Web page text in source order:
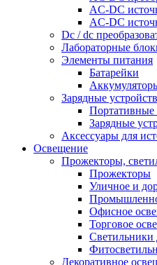
AC-DC
AC-DC
Dc / dc
Лабораторные
Элементы питания
Батарейки
Зарядные
Портативные
Зарядные
Аксессуары для
Освещение
Прожекторы,
Прожекторы
Уличное и
Офисное
Торговое
Декоративное